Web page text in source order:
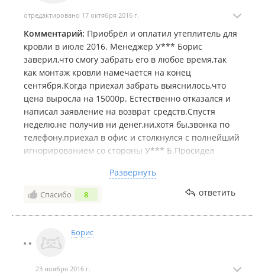
отредактировано 17 октября 2016 г.
Комментарий: Приобрёл и оплатил утеплитель для
кровли в июле 2016. Менеджер У*** Борис
заверил,что смогу забрать его в любое время,так
как монтаж кровли намечается на конец
сентября.Когда приехал забрать выяснилось,что
цена выросла на 15000р. Естественно отказался и
написал заявление на возврат средств.Спустя
неделю,не получив ни денег,ни,хотя бы,звонка по
телефону,приехал в офис и столкнулся с полнейший
игнорированием со стороны У*** Б.Просидел
ответ,что для получения денег,я должен был
приехать ещё раз и провести своей картой по их
терминалу.Через день приехал,сначала кассир
сказала,что её никто не предупреждал и денег в
кассе нет,на что я сказАл, чтоб перевели деньги на
карту.Ответ поразил-ждите ещё 5 дней. Поражён
У***. Б.
Развернуть
Спасибо 8 ответить
Борис
23 ноября 2016 г.